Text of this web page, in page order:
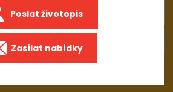
Poslat životopis
Zasílat nabídky